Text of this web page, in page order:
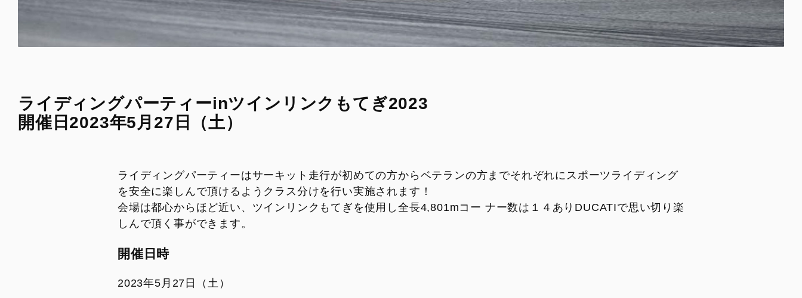
ライディングパーティーinツインリンクもてぎ2023
開催日2023年5月27日（土）
ライディングパーティーはサーキット走行が初めての方からベテランの方までそれぞれにスポーツライディング
を安全に楽しんで頂けるようクラス分けを行い実施されます！
会場は都心からほど近い、ツインリンクもてぎを使用し全長4,801mコー ナー数は１４ありDUCATIで思い切り楽
しんで頂く事ができます。
開催日時
2023年5月27日（土）